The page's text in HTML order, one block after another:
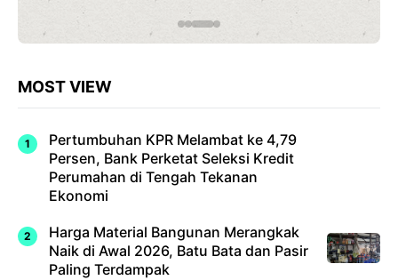
MOST VIEW
Pertumbuhan KPR Melambat ke 4,79
Persen, Bank Perketat Seleksi Kredit
Perumahan di Tengah Tekanan
Ekonomi
Harga Material Bangunan Merangkak
Naik di Awal 2026, Batu Bata dan Pasir
Paling Terdampak